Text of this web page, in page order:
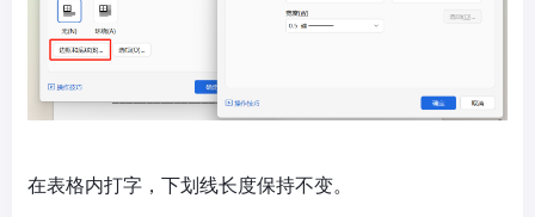
在表格内打字，下划线长度保持不变。